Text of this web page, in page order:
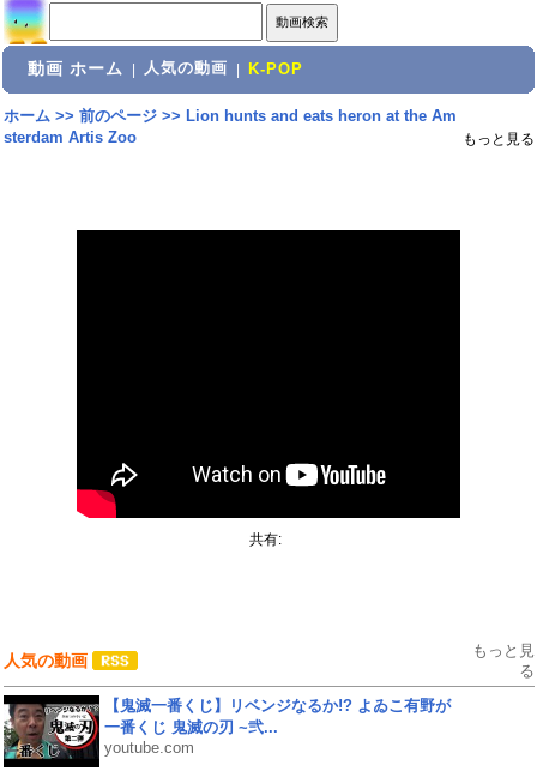
動画 ホーム 人気の動画 K-POP
ホーム>> 前のページ>> Lion hunts and eats heron at the Am
sterdam Artis Zoo
もっと見る
共有:
人気の動画
もっと見
る
【鬼滅一番くじ】リベンジなるか!? よゐこ有野が
一番くじ 鬼滅の刃 ~弐...
youtube.com